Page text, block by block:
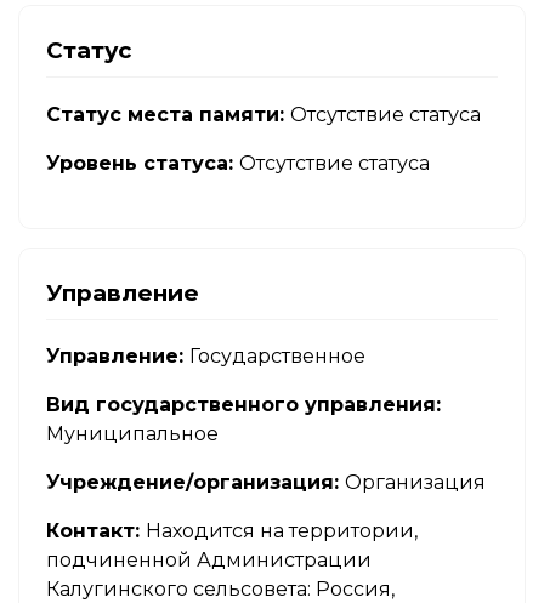
Статус
Статус места памяти: Отсутствие статуса
Уровень статуса: Отсутствие статуса
Управление
Управление: Государственное
Вид государственного управления:
Муниципальное
Учреждение/организация: Организация
Контакт: Находится на территории,
подчиненной Администрации
Калугинского сельсовета: Россия,